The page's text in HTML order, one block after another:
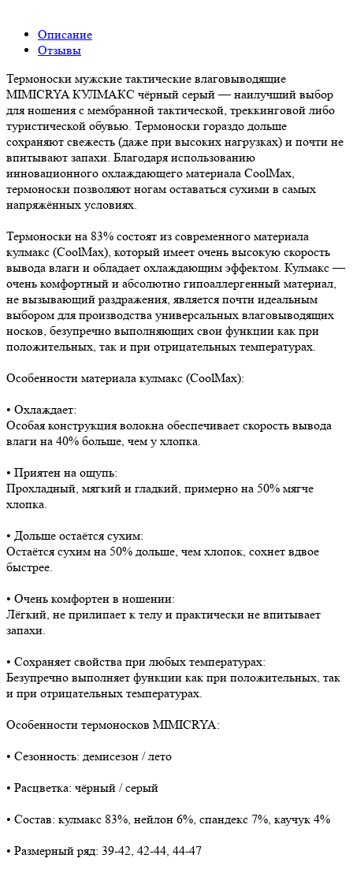
Описание
Отзывы
Термоноски мужские тактические влаговыводящие
MIMICRYA КУЛМАКС чёрный серый — наилучший выбор
для ношения с мембранной тактической, треккинговой либо
туристической обувью. Термоноски гораздо дольше
сохраняют свежесть (даже при высоких нагрузках) и почти не
впитывают запахи. Благодаря использованию
инновационного охлаждающего материала CoolMax,
термоноски позволяют ногам оставаться сухими в самых
напряжённых условиях.
Термоноски на 83% состоят из современного материала
кулмакс (CoolMax), который имеет очень высокую скорость
вывода влаги и обладает охлаждающим эффектом. Кулмакс —
очень комфортный и абсолютно гипоаллергенный материал,
не вызывающий раздражения, является почти идеальным
выбором для производства универсальных влаговыводящих
носков, безупречно выполняющих свои функции как при
положительных, так и при отрицательных температурах.
Особенности материала кулмакс (CoolMax):
• Охлаждает:
Особая конструкция волокна обеспечивает скорость вывода
влаги на 40% больше, чем у хлопка.
• Приятен на ощупь:
Прохладный, мягкий и гладкий, примерно на 50% мягче
хлопка.
• Дольше остаётся сухим:
Остаётся сухим на 50% дольше, чем хлопок, сохнет вдвое
быстрее.
• Очень комфортен в ношении:
Лёгкий, не прилипает к телу и практически не впитывает
запахи.
• Сохраняет свойства при любых температурах:
Безупречно выполняет функции как при положительных, так
и при отрицательных температурах.
Особенности термоносков MIMICRYA:
• Сезонность: демисезон / лето
• Расцветка: чёрный / серый
• Состав: кулмакс 83%, нейлон 6%, спандекс 7%, каучук 4%
• Размерный ряд: 39-42, 42-44, 44-47